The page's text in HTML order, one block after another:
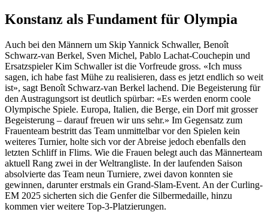
Konstanz als Fundament für Olympia
Auch bei den Männern um Skip Yannick Schwaller, Benoît
Schwarz-van Berkel, Sven Michel, Pablo Lachat-Couchepin und
Ersatzspieler Kim Schwaller ist die Vorfreude gross. «Ich muss
sagen, ich habe fast Mühe zu realisieren, dass es jetzt endlich so weit
ist», sagt Benoît Schwarz-van Berkel lachend. Die Begeisterung für
den Austragungsort ist deutlich spürbar: «Es werden enorm coole
Olympische Spiele. Europa, Italien, die Berge, ein Dorf mit grosser
Begeisterung – darauf freuen wir uns sehr.» Im Gegensatz zum
Frauenteam bestritt das Team unmittelbar vor den Spielen kein
weiteres Turnier, holte sich vor der Abreise jedoch ebenfalls den
letzten Schliff in Flims. Wie die Frauen belegt auch das Männerteam
aktuell Rang zwei in der Weltrangliste. In der laufenden Saison
absolvierte das Team neun Turniere, zwei davon konnten sie
gewinnen, darunter erstmals ein Grand-Slam-Event. An der Curling-
EM 2025 sicherten sich die Genfer die Silbermedaille, hinzu
kommen vier weitere Top-3-Platzierungen.